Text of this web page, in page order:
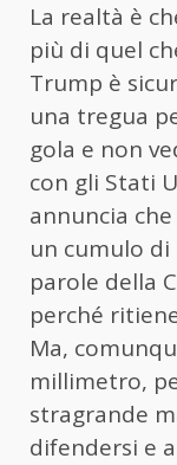
La realtà è
più di quel
Trump è
una tregua
gola e non
con gli Stati
annuncia
un cumulo
parole della
perché
Ma,
millimetro,
stragrande
difendersi e